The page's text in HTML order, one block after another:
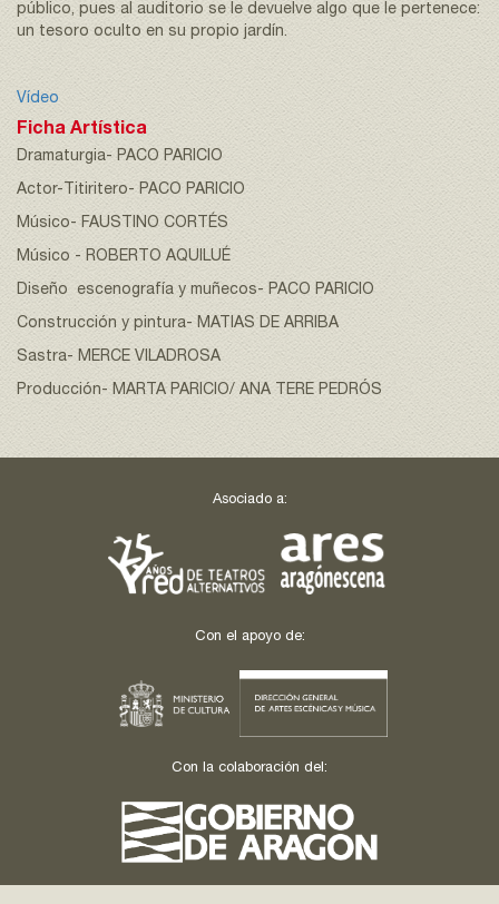
público, pues al auditorio se le devuelve algo que le pertenece:
un tesoro oculto en su propio jardín.
Vídeo
Ficha Artística
Dramaturgia- PACO PARICIO
Actor-Titiritero- PACO PARICIO
Músico- FAUSTINO CORTÉS
Músico - ROBERTO AQUILUÉ
Diseño escenografía y muñecos- PACO PARICIO
Construcción y pintura- MATIAS DE ARRIBA
Sastra- MERCE VILADROSA
Producción- MARTA PARICIO/ ANA TERE PEDRÓS
Asociado a:
Con el apoyo de:
Con la colaboración del: